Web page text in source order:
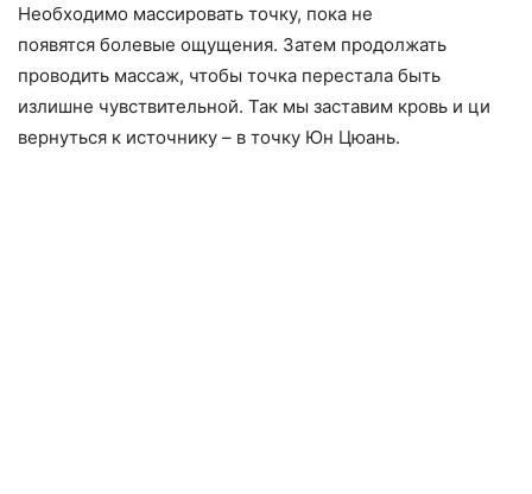
Необходимо массировать точку, пока не
появятся болевые ощущения. Затем продолжать
проводить массаж, чтобы точка перестала быть
излишне чувствительной. Так мы заставим кровь и ци
вернуться к источнику – в точку Юн Цюань.